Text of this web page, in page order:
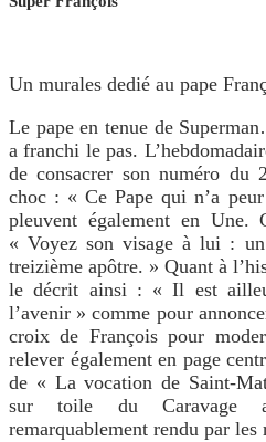
Un murales dedié au pape
Le pape en tenue de
a franchi le pas.
de consacrer son numéro du
choc : « Ce Pape qui n’a
pleuvent également en Une.
« Voyez son visage à lui :
treizième apôtre. » Quant à
le décrit ainsi : « Il est
l’avenir » comme pour
croix de François pour
relever également en page
de « La vocation de Saint-
sur toile du Caravage
remarquablement rendu par les